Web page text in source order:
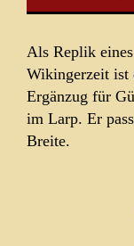
Als Replik
Wikingerzeit ist
Ergänzug für
im Larp. Er
Breite.